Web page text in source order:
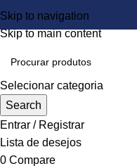
Skip to navigation
Skip to main content
Selecionar categoria
Search
Entrar / Registrar
Lista de desejos
0 Compare